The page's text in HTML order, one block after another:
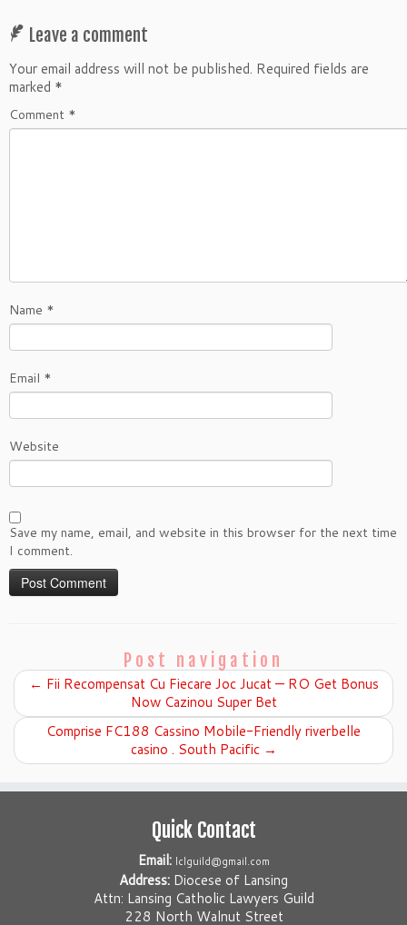
Leave a comment
Your email address will not be published. Required fields are
marked *
Comment *
Name *
Email *
Website
Save my name, email, and website in this browser for the next time
I comment.
Post navigation
← Fii Recompensat Cu Fiecare Joc Jucat — RO Get Bonus
Now Cazinou Super Bet
Comprise FC188 Cassino Mobile-Friendly riverbelle
casino . South Pacific →
Quick Contact
Email: lclguild@gmail.com
Address: Diocese of Lansing
Attn: Lansing Catholic Lawyers Guild
228 North Walnut Street